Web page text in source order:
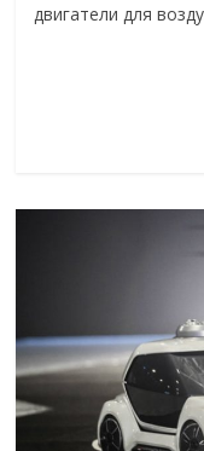
двигатели для